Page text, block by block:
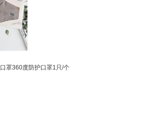
罩360度防护口罩1只/个